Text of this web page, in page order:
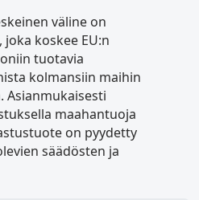
väline on
koskee EU:n
tuotavia
kolmansiin maihin
Asianmukaisesti
maahantuoja
on pyydetty
säädösten ja